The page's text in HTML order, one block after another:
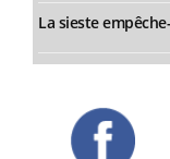
La sieste